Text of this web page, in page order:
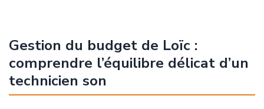
Gestion du budget de Loïc :
comprendre l’équilibre délicat d’un
technicien son